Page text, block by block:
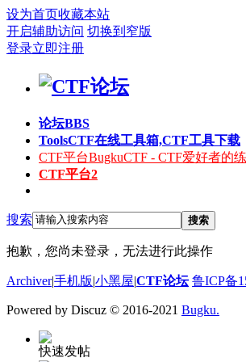
设为首页收藏本站
开启辅助访问 切换到窄版
登录立即注册
论坛BBS
ToolsCTF在线工具箱,CTF工具下载
CTF平台BugkuCTF - CTF爱好者的
CTF平台2
搜索 搜索
抱歉，您尚未登录，无法进行此操作
Archiver|手机版|小黑屋|CTF论坛 鲁ICP备
Powered by Discuz © 2016-2021 Bugku.
快速发帖